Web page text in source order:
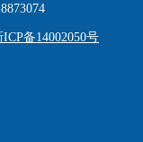
ICP备14002050号